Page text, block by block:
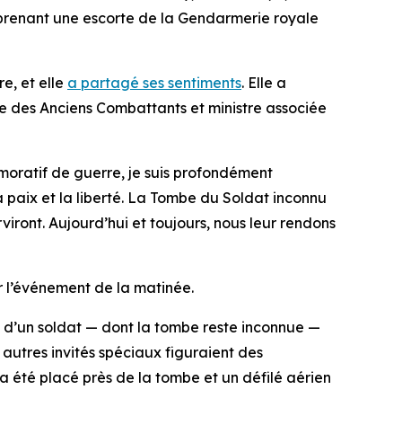
une escorte de la Gendarmerie royale
et elle a partagé ses sentiments. Elle a
Anciens Combattants et ministre associée
de guerre, je suis profondément
paix et la liberté. La Tombe du Soldat inconnu
Aujourd’hui et toujours, nous leur rendons
de la matinée.
soldat — dont la tombe reste inconnue —
invités spéciaux figuraient des
été placé près de la tombe et un défilé aérien